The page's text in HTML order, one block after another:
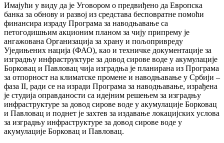
Имајући у виду да је Уговором о предвиђено да Европска
банка за обнову и развој из средстава бесповратне помоћи
финансира израду Програма за наводњавање са
петогодишњим акционим планом за чију припрему је
ангажована Организација за храну и пољопривреду
Уједињених нација (ФАО), као и техничке документације за
изградњу инфраструктуре за довод сирове воде у акумулације
Борковац и Павловац чија изградња је планирана из Програма
за отпорност на климатске промене и наводњавање у Србији –
фаза II, ради се на изради Програма за наводњавање, израђена
је студија оправданости са идејним решењем за изградњу
инфраструктуре за довод сирове воде у акумулације Борковац
и Павловац и поднет је захтев за издавање локацијских услова
за изградњу инфраструктуре за довод сирове воде у
акумулације Борковац и Павловац.